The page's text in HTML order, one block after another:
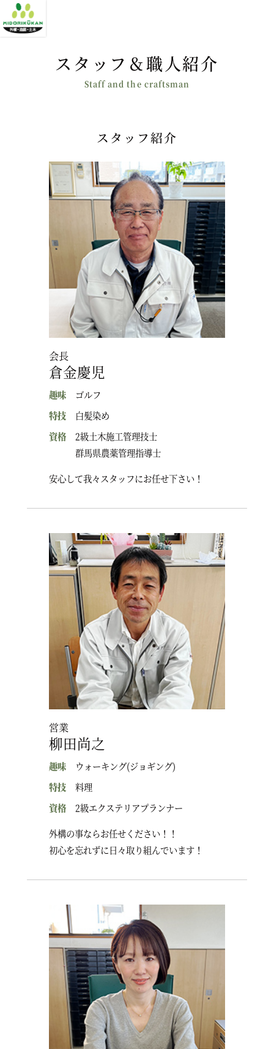
スタッフ＆職人紹介
スタッフ紹介
会長
倉金慶児
趣味
ゴルフ
特技
白髪染め
資格
2級土木施工管理技士
群馬県農薬管理指導士
安心して我々スタッフにお任せ下さい！
営業
柳田尚之
趣味
ウォーキング(ジョギング)
特技
料理
資格
2級エクステリアプランナー
外構の事ならお任せください！！
初心を忘れずに日々取り組んでいます！